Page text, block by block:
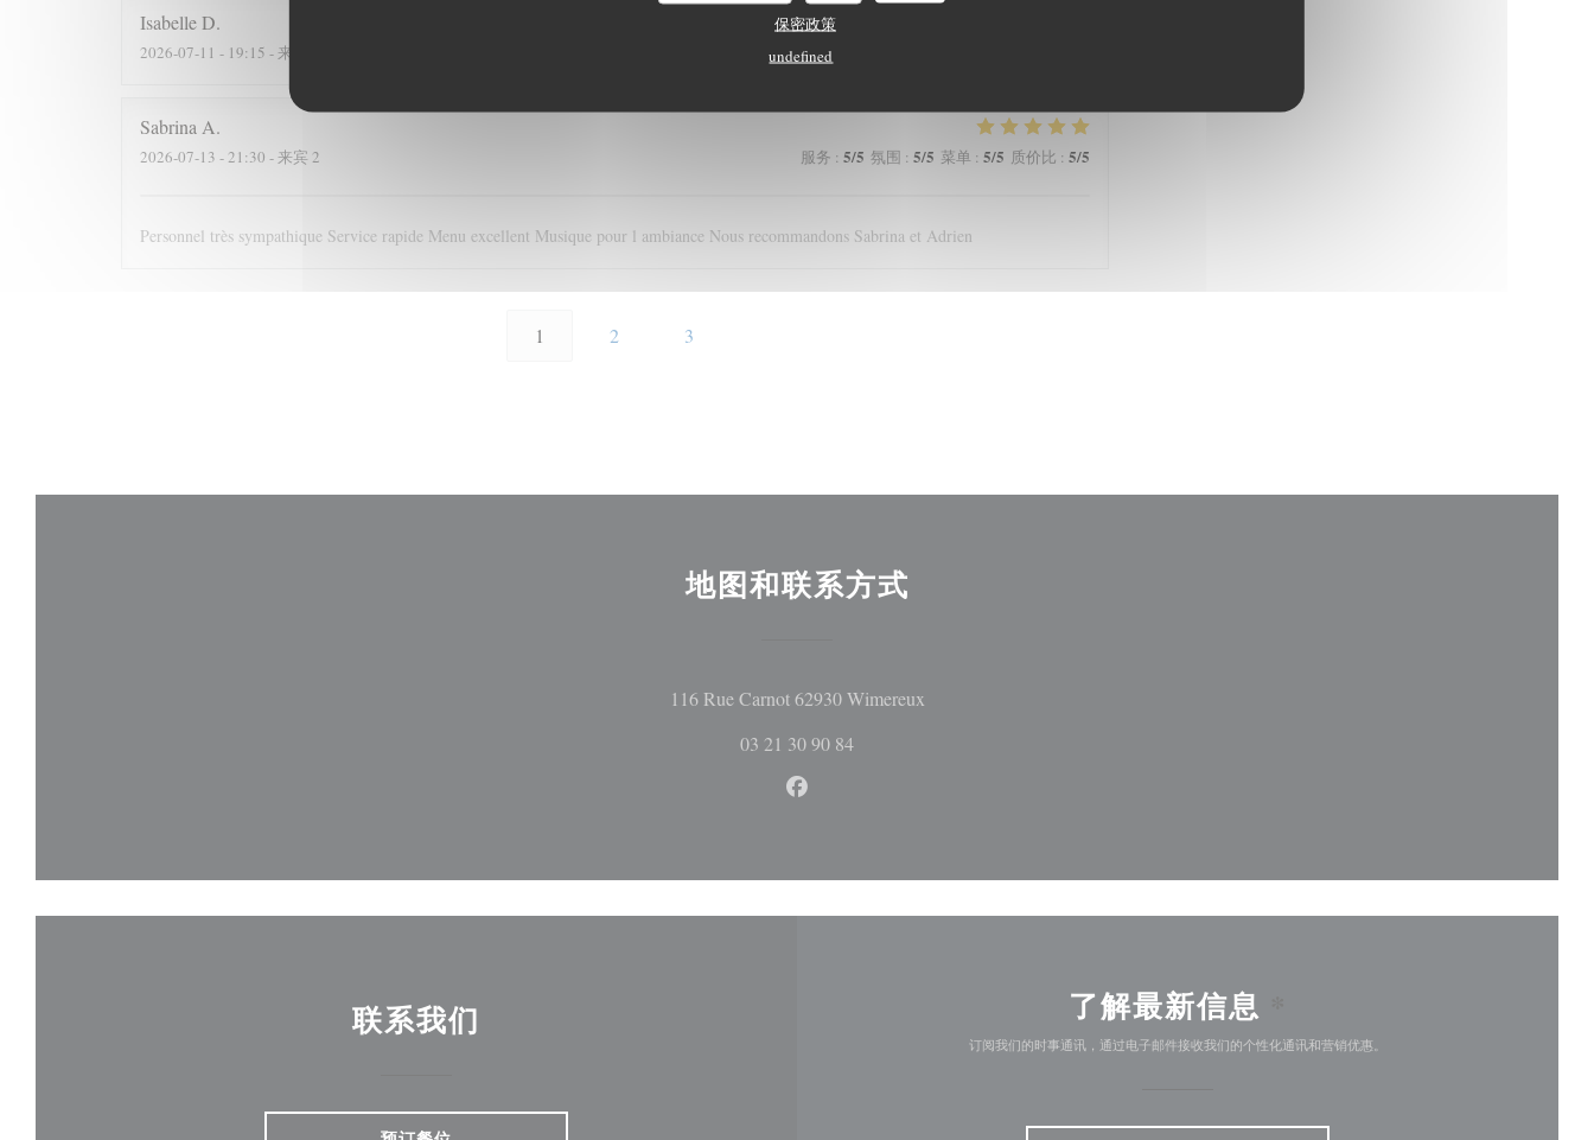
保密政策
undefined
IsabelleD
2026-07-11 - 19:15 - 来宾 2 服务:
Sabrina A
2026-07-13 - 21:30 - 来宾 2 服务 : 5/5 氛围 : 5/5 菜单 : 5/5 质价比 : 5/5
Personnel très sympathique Service rapide Menu excellent Musique pour l ambiance Nous recommandons Sabrina et Adrien
1 2 3
地图和联系方式
116 Rue Carnot 62930 Wimereux((在新窗口中打开))
03 21 30 90 84
Facebook ((在新窗口中打开))
联系我们 了解最新信息
订阅我们的时事通讯，通过电子邮件接收我们的个性化通讯和营销优惠。